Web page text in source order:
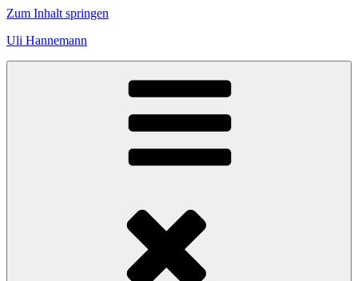
Zum Inhalt springen
Uli Hannemann